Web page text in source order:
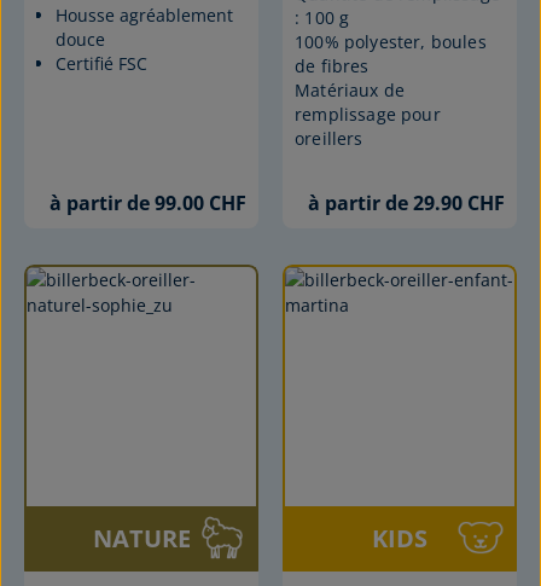
Housse agréablement
douce
Certifié FSC
à partir de 99.00 CHF
: 100 g
100% polyester, boules
de fibres
Matériaux de
remplissage pour
oreillers
à partir de 29.90 CHF
NATURE KIDS